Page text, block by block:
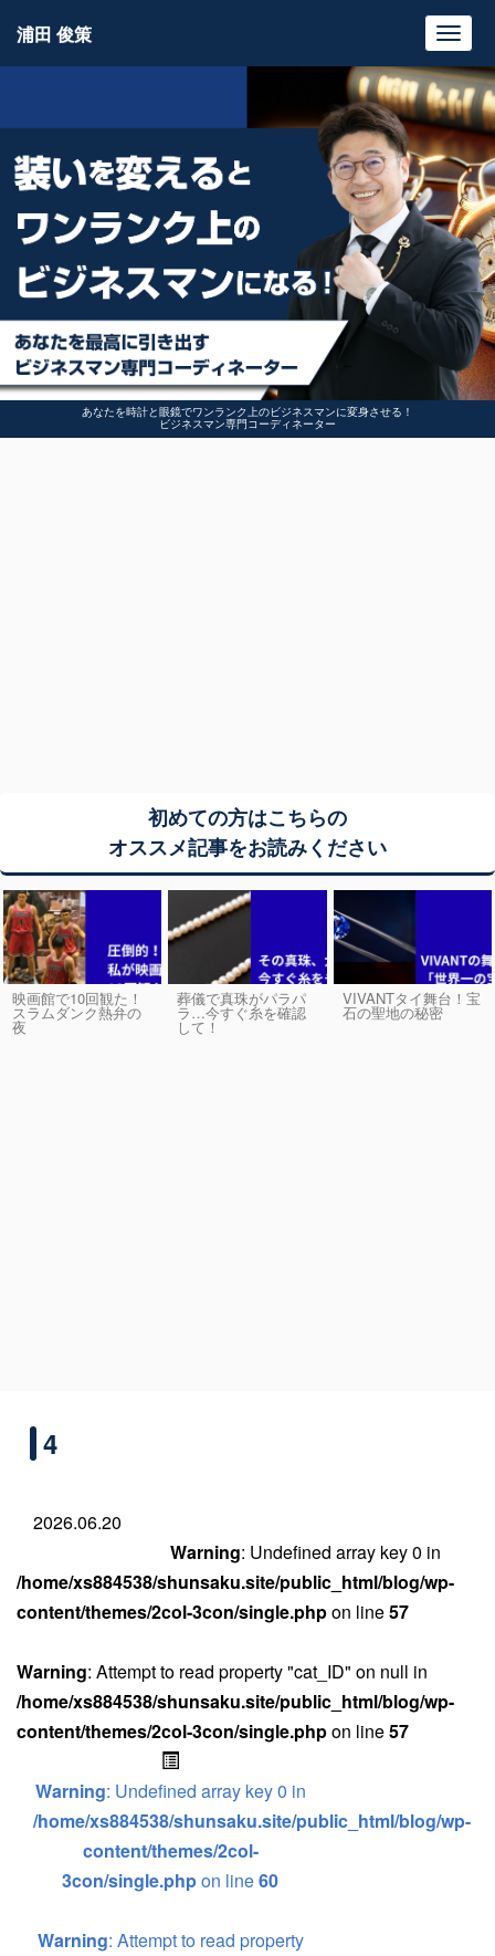
あなたを時計と眼鏡でワンランク上のビジネスマンに変身させる！
ビジネスマン専門コーディネーター
浦田 俊策
初めての方はこちらの
オススメ記事をお読みください
映画館で10回観た！
スラムダンク熱弁の
夜
葬儀で真珠がパラパ
ラ…今すぐ糸を確認
して！
VIVANTタイ舞台！宝
石の聖地の秘密
4
2026.06.20
Warning: Undefined array key 0 in
/home/xs884538/shunsaku.site/public_html/blog/wp-
content/themes/2col-3con/single.phpon line57
Warning: Attempt to read property "cat_ID" on null in
/home/xs884538/shunsaku.site/public_html/blog/wp-
content/themes/2col-3con/single.phpon line57
Warning: Undefined array key 0 in
/home/xs884538/shunsaku.site/public_html/blog/wp-
content/themes/2col-
3con/single.phpon line60
Warning: Attempt to read property